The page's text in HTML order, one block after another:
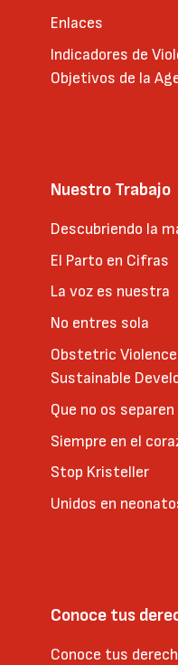
Enlaces
Indicadores de
Objetivos de la
Nuestro Trabajo
Descubriendo la
El Parto en Cifras
La voz es nuestra
No entres sola
Obstetric
Sustainable
Que no os separen
Siempre en el
Stop Kristeller
Unidos en
Conoce tus
Conoce tus